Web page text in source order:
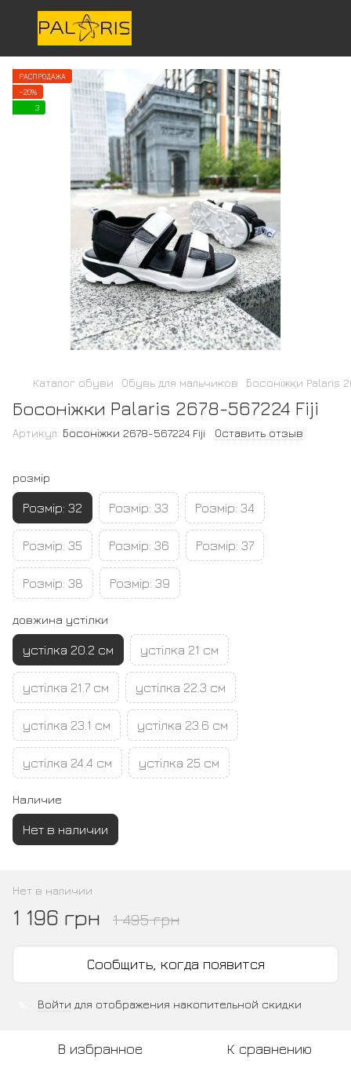
РАСПРОДАЖА
−20%
3
Каталог обуви Обувь для мальчиков Босоніжки Palaris
Босоніжки Palaris 2678-567224 Fiji
Артикул: Босоніжки 2678-567224 Fiji Оставить отзыв
розмір
Розмір: 32 Розмір: 33 Розмір: 34
Розмір: 35 Розмір: 36 Розмір: 37
Розмір: 38 Розмір: 39
довжина устілки
устілка 20.2 см устілка 21 см
устілка 21.7 см устілка 22.3 см
устілка 23.1 см устілка 23.6 см
устілка 24.4 см устілка 25 см
Наличие
Нет в наличии
Нет в наличии
1 196 грн 1 495 грн
Сообщить, когда появится
Войти для отображения накопительной скидки
В избранное К сравнению